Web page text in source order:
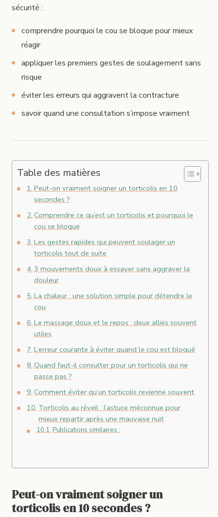
sécurité :
comprendre pourquoi le cou se bloque pour mieux
réagir
appliquer les premiers gestes de soulagement sans
risque
éviter les erreurs qui aggravent la contracture
savoir quand une consultation s’impose vraiment
Table des matières
Peut-on vraiment soigner un torticolis en 10
secondes ?
Comprendre ce qu’est un torticolis et pourquoi le
cou se bloque
Les gestes rapides qui peuvent soulager un
torticolis tout de suite
3 mouvements doux à essayer sans aggraver la
douleur
La chaleur : une solution simple pour détendre le
cou
Le massage doux et le repos : deux alliés souvent
utiles
L’erreur courante à éviter quand le cou est bloqué
Quand faut-il consulter pour un torticolis qui ne
passe pas ?
Comment éviter qu’un torticolis revienne souvent
Torticolis au réveil : l’astuce méconnue pour
mieux repartir après une mauvaise nuit
Publications similaires :
Peut-on vraiment soigner un
torticolis en 10 secondes ?